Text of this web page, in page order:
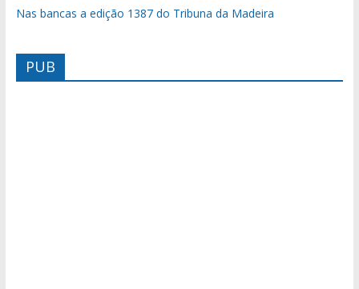
Nas bancas a edição 1387 do Tribuna da Madeira
PUB